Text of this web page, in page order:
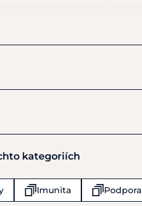
protein 0,03 %, hrubé tukya
kategoriích
Imunita